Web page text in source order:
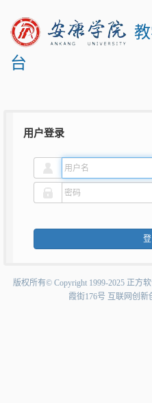
台
用户登录
版权所有©Copyright1999-2025正
霞街176号互联网创